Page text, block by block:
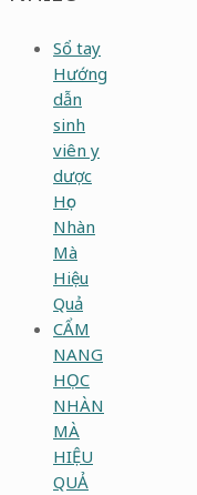
Sổ tay
Hướng
dẫn
sinh
viên y
dược
Học
Nhàn
Mà
Hiệu
Quả
CẨM
NANG
HỌC
NHÀN
MÀ
HIỆU
QUẢ